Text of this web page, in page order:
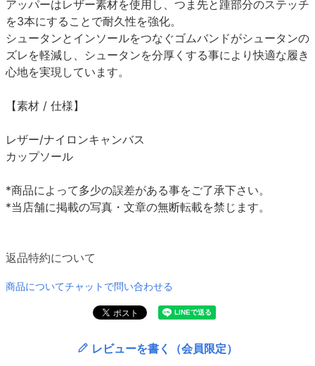
アッパーはレザー素材を使用し、つま先と踵部分のステッチ
を3本にすることで耐久性を強化。
シュータンとインソールをつなぐゴムバンドがシュータンの
ズレを軽減し、シュータンを分厚くする事により快適な履き
心地を実現しています。
【素材 / 仕様】
レザー/ナイロンキャンバス
カップソール
*商品によって多少の誤差がある事をご了承下さい。
*当店舗に掲載の写真・文章の無断転載を禁じます。
返品特約について
商品についてチャットで問い合わせる
レビューを書く（会員限定）